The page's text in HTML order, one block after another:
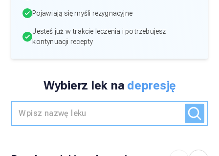
Pojawiają się myśli rezygnacyjne
Jesteś już w trakcie leczenia i potrzebujesz
kontynuacji recepty
Wybierz lek na depresję